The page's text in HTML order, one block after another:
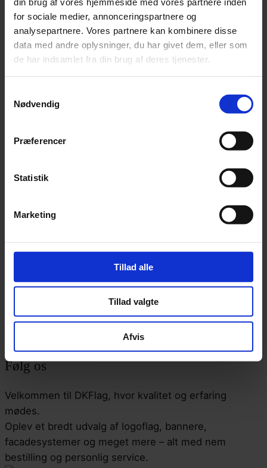
for sociale medier, annonceringspartnere og
analysepartnere. Vores partnere kan kombinere disse
data med andre oplysninger, du har givet dem, eller som
de har indsamlet fra din brug af deres tjenester.
Nødvendig
Præferencer
Statistik
Marketing
Tillad alle
Tillad valgte
Afvis
Claus Brunn Christensten
+45 28120500
cc@dkflag.dk
Camilla Bloch
cb@dkflag.dk
+4588626330
Følg os
Velkommen til DKFlag, hvor kvalitet og erfaring
mødes.
Oplev et bredt udvalg af logoflag, bannere,
facadesystemer og meget mere – alt med nem
bestilling og personlig service.